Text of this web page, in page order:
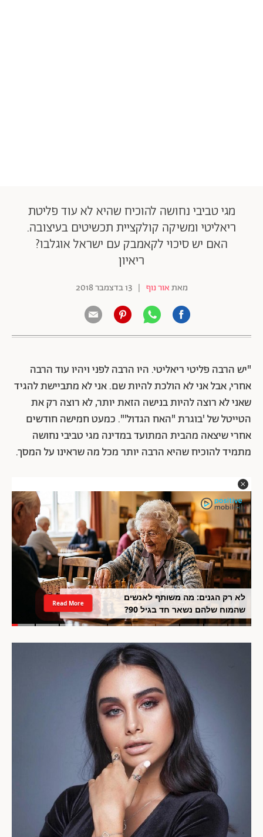
מגי טביבי נחושה להוכיח שהיא לא עוד פליטת
ריאליטי ומשיקה קולקציית תכשיטים בעיצובה.
האם יש סיכוי לקאמבק עם ישראל אוגלבו?
ריאיון
מאתאור נוף | 13 בדצמבר 2018
"יש הרבה פליטי ריאליטי. היו הרבה לפני ויהיו עוד הרבה
אחרי, אבל אני לא הולכת להיות שם. אני לא מתביישת להגיד
שאני לא רוצה להיות בנישה הזאת יותר, לא רוצה רק את
הטייטל של 'בוגרת "האח הגדול'". כמעט חמישה חודשים
אחרי שיצאה מהבית המתועד במדינה מגי טביבי נחושה
מתמיד להוכיח שהיא הרבה יותר מכל מה שראינו על המסך.
לא רק הגנים: מה משותף לאנשים
שהמוח שלהם נשאר חד בגיל 90?
Read More